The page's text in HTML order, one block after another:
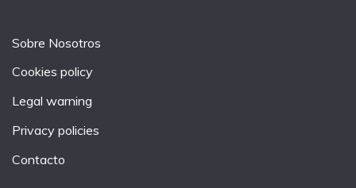
Sobre Nosotros
Cookies policy
Legal warning
Privacy policies
Contacto